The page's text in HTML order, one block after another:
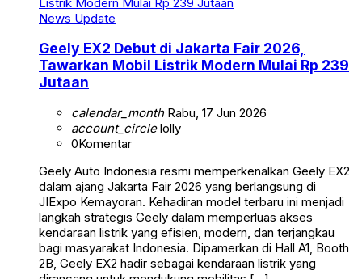
News Update
Geely EX2 Debut di Jakarta Fair 2026,
Tawarkan Mobil Listrik Modern Mulai Rp 239
Jutaan
calendar_monthRabu, 17 Jun 2026
account_circlelolly
0Komentar
Geely Auto Indonesia resmi memperkenalkan Geely EX2
dalam ajang Jakarta Fair 2026 yang berlangsung di
JIExpo Kemayoran. Kehadiran model terbaru ini menjadi
langkah strategis Geely dalam memperluas akses
kendaraan listrik yang efisien, modern, dan terjangkau
bagi masyarakat Indonesia. Dipamerkan di Hall A1, Booth
2B, Geely EX2 hadir sebagai kendaraan listrik yang